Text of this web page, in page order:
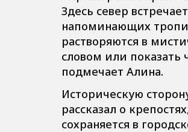
Здесь север
напоминающих
растворяются в
словом или показать
подмечает Алина.
Историческую
рассказал о
сохраняется в